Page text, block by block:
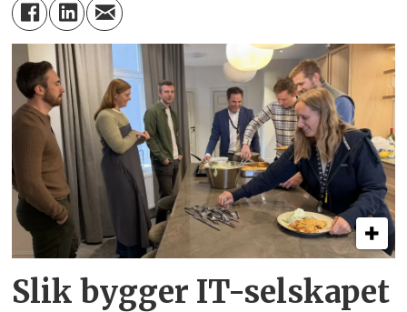
Slik bygger IT-selskapet